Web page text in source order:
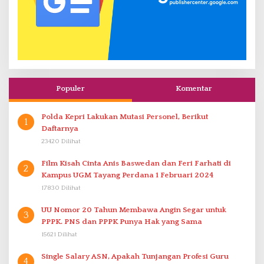
Populer Komentar
1
Polda Kepri Lakukan Mutasi Personel, Berikut
Daftarnya
23420 Dilihat
2
Film Kisah Cinta Anis Baswedan dan Feri Farhati di
Kampus UGM Tayang Perdana 1 Februari 2024
17830 Dilihat
3
UU Nomor 20 Tahun Membawa Angin Segar untuk
PPPK. PNS dan PPPK Punya Hak yang Sama
15621 Dilihat
4
Single Salary ASN, Apakah Tunjangan Profesi Guru